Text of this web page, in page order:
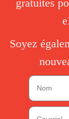
gratuites
Soyez